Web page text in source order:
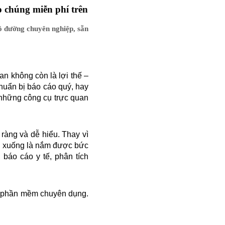
chúng miễn phí trên
chuyên nghiệp, sẵn
không còn là lợi thế –
bị báo cáo quý, hay
công cụ trực quan
và dễ hiểu. Thay vì
xuống là nắm được bức
cáo y tế, phân tích
mềm chuyên dụng.